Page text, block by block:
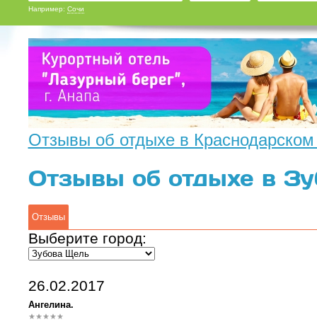
Например: Сочи
Отзывы об отдыхе в Краснодарском
Отзывы об отдыхе в
Отзывы
Выберите город:
26.02.2017
Ангелина.